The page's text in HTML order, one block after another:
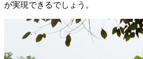
が実現できるでしょう。